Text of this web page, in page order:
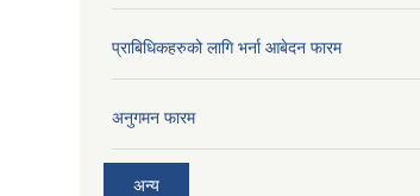
प्राबिधिकहरुको लागि भर्ना आबेदन फारम
अनुगमन फारम
अन्य